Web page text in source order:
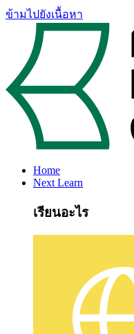
ข้ามไปยังเนื้อหา
Home
Next Learn
เรียนอะไร